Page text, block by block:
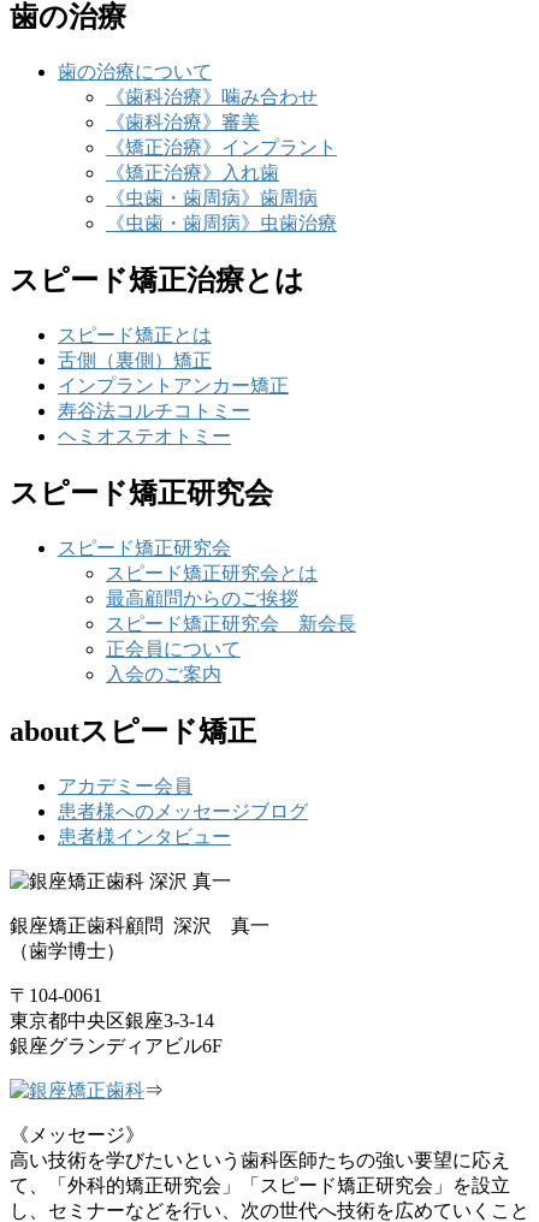
歯の治療
歯の治療について
《歯科治療》噛み合わせ
《歯科治療》審美
《矯正治療》インプラント
《矯正治療》入れ歯
《虫歯・歯周病》歯周病
《虫歯・歯周病》虫歯治療
スピード矯正治療とは
スピード矯正とは
舌側（裏側）矯正
インプラントアンカー矯正
寿谷法コルチコトミー
ヘミオステオトミー
スピード矯正研究会
スピード矯正研究会
スピード矯正研究会とは
最高顧問からのご挨拶
スピード矯正研究会 新会長
正会員について
入会のご案内
aboutスピード矯正
アカデミー会員
患者様へのメッセージブログ
患者様インタビュー
銀座矯正歯科顧問 深沢 真一
（歯学博士）
〒104-0061
東京都中央区銀座3-3-14
銀座グランディアビル6F
⇒
《メッセージ》
高い技術を学びたいという歯科医師たちの強い要望に応え
て、「外科的矯正研究会」「スピード矯正研究会」を設立
し、セミナーなどを行い、次の世代へ技術を広めていくこと